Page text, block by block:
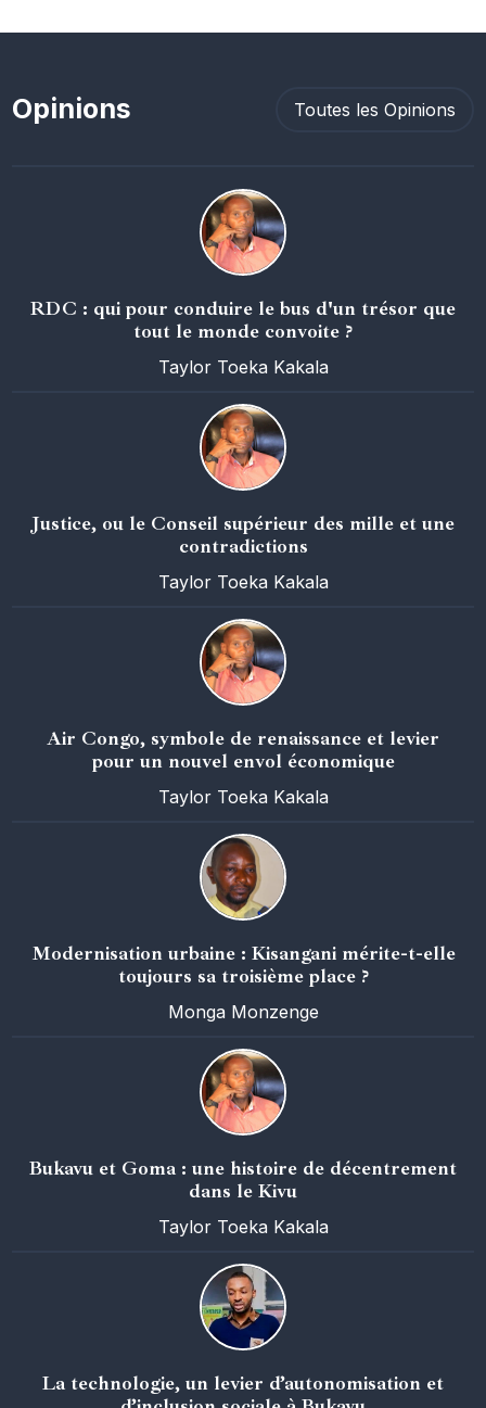
Opinions Toutes les Opinions
RDC : qui pour conduire le bus d'un trésor que
tout le monde convoite ?
Taylor Toeka Kakala
Justice, ou le Conseil supérieur des mille et une
contradictions
Taylor Toeka Kakala
Air Congo, symbole de renaissance et levier
pour un nouvel envol économique
Taylor Toeka Kakala
Modernisation urbaine : Kisangani mérite-t-elle
toujours sa troisième place ?
Monga Monzenge
Bukavu et Goma : une histoire de décentrement
dans le Kivu
Taylor Toeka Kakala
La technologie, un levier d’autonomisation et